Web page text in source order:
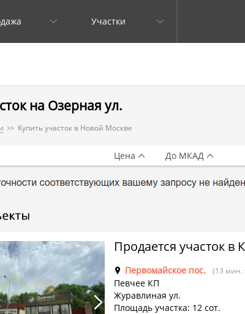
Участки
на Озерная ул.
Купить участок в Новой Москве
Продается участок в
Первомайское пос. (13 мин.
Певчее КП
Журавлиная ул.
Площадь участка: 12 сот.
Цена До МКАД